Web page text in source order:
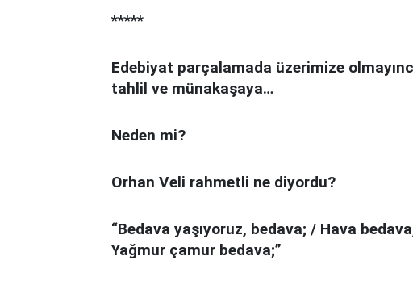
*****
Edebiyat parçalamada üzerimize
tahlil ve münakaşaya…
Neden mi?
Orhan Veli rahmetli ne diyordu?
“Bedava yaşıyoruz, bedava; / Hava
Yağmur çamur bedava;”